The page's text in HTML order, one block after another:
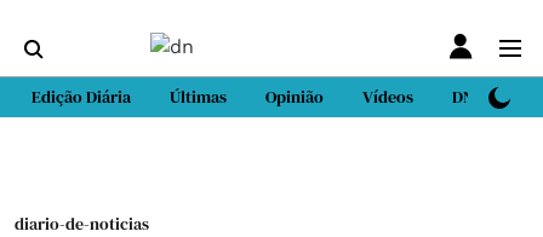
Edição Diária Últimas Opinião Vídeos DN Sport
diario-de-noticias